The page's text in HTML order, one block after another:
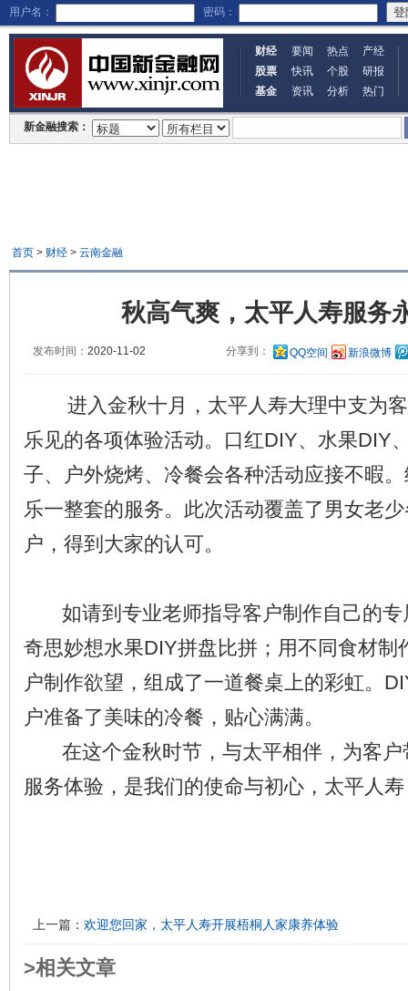
用户名： 密码：
财经 要闻 热点
产经
股票
快讯 个股
研报
基金
资讯 分析 热门
新金融搜索：
首页> 财经> 云南金融
秋高气爽，太平人寿服务
发布时间： 2020-11-02 分享到： QQ空间 新浪微博
进入金秋十月，太平人寿大理中支为客
乐见的各项体验活动。口红DIY、水果DIY
子、户外烧烤、冷餐会各种活动应接不暇
乐一整套的服务。此次活动覆盖了男女老
户，得到大家的认可。
如请到专业老师指导客户制作自己的专
奇思妙想水果DIY拼盘比拼；用不同食材制
户制作欲望，组成了一道餐桌上的彩虹。
户准备了美味的冷餐，贴心满满。
在这个金秋时节，与太平相伴，为客户
服务体验，是我们的使命与初心，太平人
上一篇： 欢迎您回家，太平人寿开展梧桐人家康养体验
>相关文章